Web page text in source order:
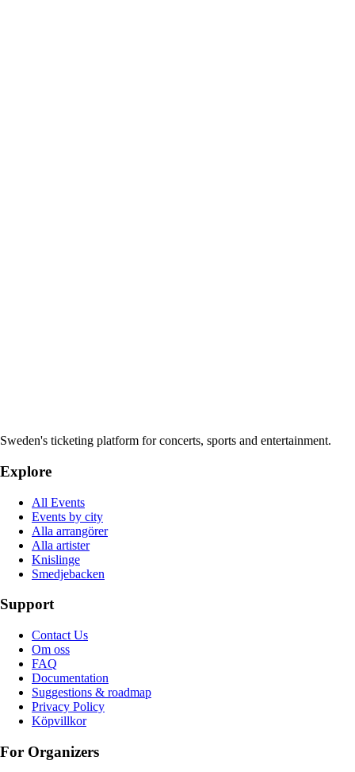
Sweden's ticketing platform for concerts, sports and entertainment.
Explore
All Events
Events by city
Alla arrangörer
Alla artister
Knislinge
Smedjebacken
Support
Contact Us
Om oss
FAQ
Documentation
Suggestions & roadmap
Privacy Policy
Köpvillkor
For Organizers